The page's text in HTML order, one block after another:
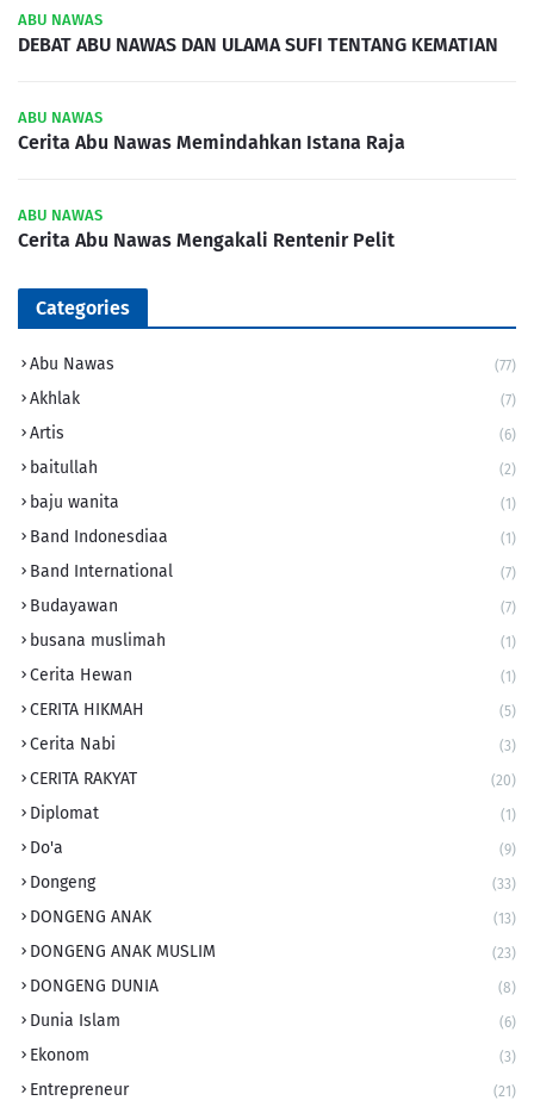
ABU NAWAS
DEBAT ABU NAWAS DAN ULAMA SUFI TENTANG KEMATIAN
ABU NAWAS
Cerita Abu Nawas Memindahkan Istana Raja
ABU NAWAS
Cerita Abu Nawas Mengakali Rentenir Pelit
Categories
Abu Nawas (77)
Akhlak (7)
Artis (6)
baitullah (2)
baju wanita (1)
Band Indonesdiaa (1)
Band International (7)
Budayawan (7)
busana muslimah (1)
Cerita Hewan (1)
CERITA HIKMAH (5)
Cerita Nabi (3)
CERITA RAKYAT (20)
Diplomat (1)
Do'a (9)
Dongeng (33)
DONGENG ANAK (13)
DONGENG ANAK MUSLIM (23)
DONGENG DUNIA (8)
Dunia Islam (6)
Ekonom (3)
Entrepreneur (21)